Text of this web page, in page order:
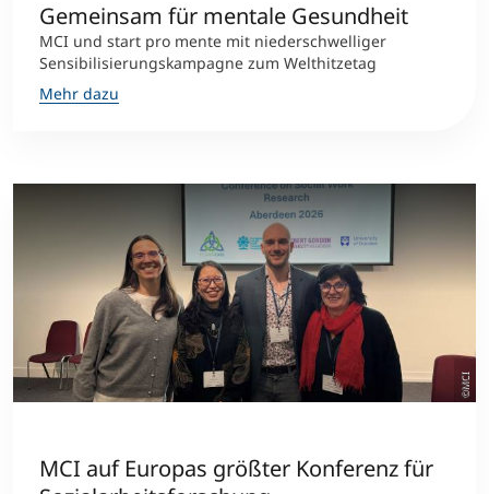
Gemeinsam für mentale Gesundheit
MCI und start pro mente mit niederschwelliger
Sensibilisierungskampagne zum Welthitzetag
Mehr dazu
©MCI
MCI auf Europas größter Konferenz für